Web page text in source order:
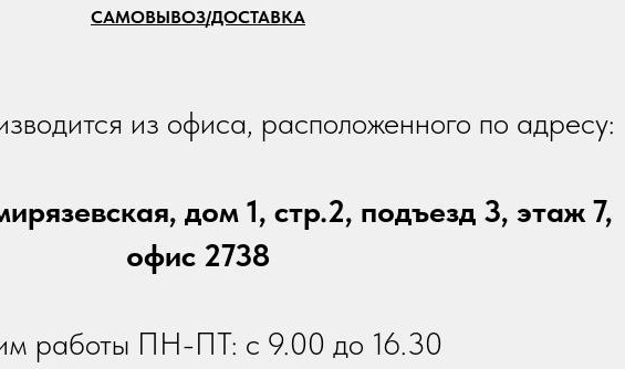
САМОВЫВОЗ/ДОСТАВКА
из офиса, расположенного по адресу:
дом 1, стр.2, подъезд 3, этаж 7,
офис 2738
работы ПН-ПТ: с 9.00 до 16.30